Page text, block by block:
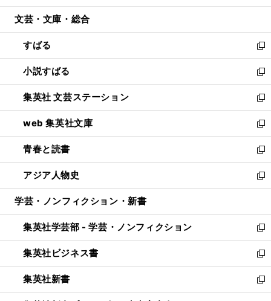
開
ウ
開
く
ン
ウ
で
開
く
ウ
ン
ド
ウ
で
開
く
文芸・文庫・総合
すばる
新
し
い
ウ
ィ
ン
ド
ウ
で
開
く
小説すばる
新
し
い
ウ
ィ
ン
ド
ウ
で
開
集英社 文芸ステーション
新
し
い
ウ
ィ
ン
ド
ウ
開
く
web 集英社文庫
新
し
い
ウ
ィ
ン
ウ
で
開
く
青春と読書
新
し
い
ウ
ン
ド
ウ
で
開
く
アジア人物史
新
し
ウ
ィ
ン
ド
ウ
で
開
学芸・ノンフィクション・新書
集英社学芸部 - 学芸・ノンフィクション
新
し
い
ウ
ィ
ン
集英社ビジネス書
新
し
い
ウ
集英社新書
新
し